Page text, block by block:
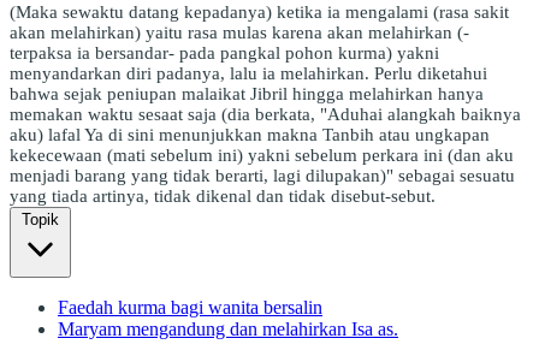
(Maka sewaktu datang kepadanya) ketika ia mengalami (rasa sakit
akan melahirkan) yaitu rasa mulas karena akan melahirkan (-
terpaksa ia bersandar- pada pangkal pohon kurma) yakni
menyandarkan diri padanya, lalu ia melahirkan. Perlu diketahui
bahwa sejak peniupan malaikat Jibril hingga melahirkan hanya
memakan waktu sesaat saja (dia berkata, "Aduhai alangkah baiknya
aku) lafal Ya di sini menunjukkan makna Tanbih atau ungkapan
kekecewaan (mati sebelum ini) yakni sebelum perkara ini (dan aku
menjadi barang yang tidak berarti, lagi dilupakan)" sebagai sesuatu
yang tiada artinya, tidak dikenal dan tidak disebut-sebut.
Topik
Faedah kurma bagi wanita bersalin
Maryam mengandung dan melahirkan Isa as.